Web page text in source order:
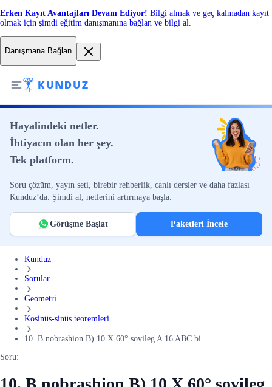
Erken Kayıt Avantajları Devam Ediyor! Bilgi almak ve geç kalmadan kayıt
olmak için şimdi eğitim danışmanına bağlan ve bilgi al.
Danışmana Bağlan
Hayalindeki netler.
İhtiyacın olan her şey.
Tek platform.
Soru çözüm, yayın seti, birebir rehberlik, canlı dersler ve daha fazlası
Kunduz’da. Şimdi al, netlerini artırmaya başla.
Görüşme Başlat Paketleri İncele
Kunduz
Sorular
Geometri
Kosinüs-sinüs teoremleri
10. B nobrashion B) 10 X 60° sovileg A 16 ABC bi...
Soru: